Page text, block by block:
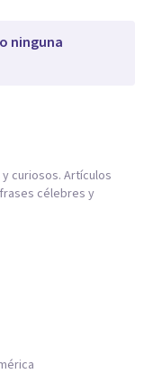
ninguna
curiosos. Artículos
célebres y